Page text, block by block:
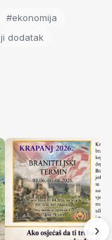
#ekonomija
dodatak
›